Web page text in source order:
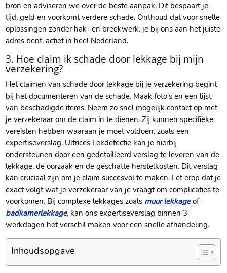
bron en adviseren we over de beste aanpak.​ Dit bespaart je
tijd, geld en voorkomt verdere schade.​ Onthoud dat voor snelle
oplossingen zonder hak- en breekwerk, je bij ons aan het juiste
adres bent, actief in heel Nederland.​
3.​ Hoe claim ik schade door lekkage bij mijn
verzekering?
Het claimen van schade door lekkage bij je verzekering begint
bij het documenteren van de schade.​ Maak foto's en een lijst
van beschadigde items.​ Neem zo snel mogelijk contact op met
je verzekeraar om de claim in te dienen.​ Zij kunnen specifieke
vereisten hebben waaraan je moet voldoen, zoals een
expertiseverslag.​ Ultrices Lekdetectie kan je hierbij
ondersteunen door een gedetailleerd verslag te leveren van de
lekkage, de oorzaak en de geschatte herstelkosten.​ Dit verslag
kan cruciaal zijn om je claim succesvol te maken.​ Let erop dat je
exact volgt wat je verzekeraar van je vraagt om complicaties te
voorkomen.​ Bij complexe lekkages zoals muur lekkageof
badkamerlekkage, kan ons expertiseverslag binnen 3
werkdagen het verschil maken voor een snelle afhandeling.​
Inhoudsopgave